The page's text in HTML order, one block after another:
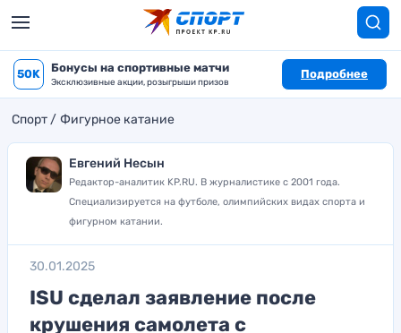
50K Бонусы на спортивные матчи
Эксклюзивные акции, розыгрыши призов
Подробнее
Спорт Фигурное катание
Евгений Несын
Редактор-аналитик KP.RU. В журналистике с 2001 года.
Специализируется на футболе, олимпийских видах спорта и
фигурном катании.
30.01.2025
ISU сделал заявление после
крушения самолета с